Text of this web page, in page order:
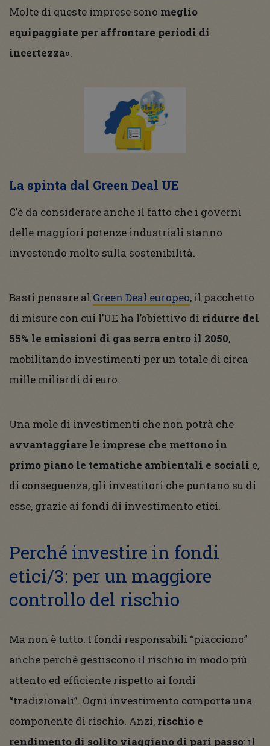
Molte di queste imprese sono meglio
equipaggiate per affrontare periodi di
incertezza».
La spinta dal Green Deal UE
C’è da considerare anche il fatto che i governi
delle maggiori potenze industriali stanno
investendo molto sulla sostenibilità.
Basti pensare al Green Deal europeo, il pacchetto
di misure con cui l’UE ha l’obiettivo di ridurre del
55% le emissioni di gas serra entro il 2050,
mobilitando investimenti per un totale di circa
mille miliardi di euro.
Una mole di investimenti che non potrà che
avvantaggiare le imprese che mettono in
primo piano le tematiche ambientali e sociali e,
di conseguenza, gli investitori che puntano su di
esse, grazie ai fondi di investimento etici.
Perché investire in fondi
etici/3: per un maggiore
controllo del rischio
Ma non è tutto. I fondi responsabili “piacciono”
anche perché gestiscono il rischio in modo più
attento ed efficiente rispetto ai fondi
“tradizionali”. Ogni investimento comporta una
componente di rischio. Anzi, rischio e
rendimento di solito viaggiano di pari passo: il